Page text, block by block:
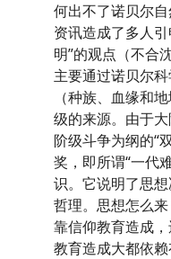
何出不了诺贝尔
资讯造成了多人
明”的观点（不合
主要通过诺贝尔
（种族、血缘和
级的来源。由于
阶级斗争为纲的“
奖，即所谓“一代
识。它说明了思
哲理。思想怎么
靠信仰教育造成
教育造成大都依赖